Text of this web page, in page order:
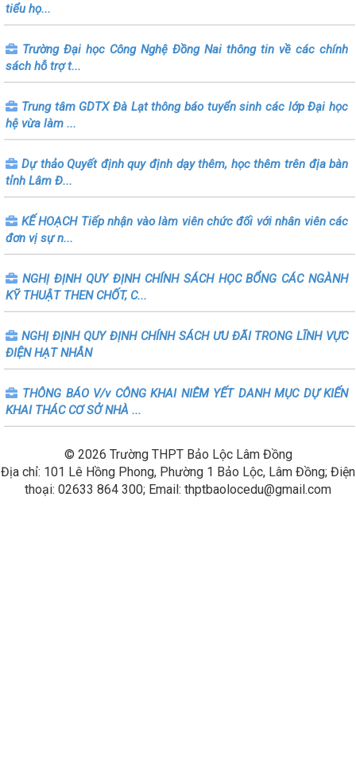
tiểu họ...
Trường Đại học Công Nghệ Đồng Nai thông tin về các chính
sách hỗ trợ t...
Trung tâm GDTX Đà Lạt thông báo tuyển sinh các lớp Đại học
hệ vừa làm ...
Dự thảo Quyết định quy định dạy thêm, học thêm trên địa bàn
tỉnh Lâm Đ...
KẾ HOẠCH Tiếp nhận vào làm viên chức đối với nhân viên các
đơn vị sự n...
NGHỊ ĐỊNH QUY ĐỊNH CHÍNH SÁCH HỌC BỔNG CÁC NGÀNH
KỸ THUẬT THEN CHỐT, C...
NGHỊ ĐỊNH QUY ĐỊNH CHÍNH SÁCH ƯU ĐÃI TRONG LĨNH VỰC
ĐIỆN HẠT NHÂN
THÔNG BÁO V/v CÔNG KHAI NIÊM YẾT DANH MỤC DỰ KIẾN
KHAI THÁC CƠ SỞ NHÀ ...
© 2026 Trường THPT Bảo Lộc Lâm Đồng
Địa chỉ: 101 Lê Hồng Phong, Phường 1 Bảo Lộc, Lâm Đồng; Điện
thoại: 02633 864 300; Email: thptbaolocedu@gmail.com